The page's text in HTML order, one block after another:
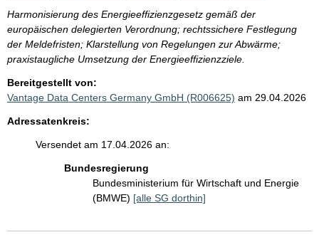
Harmonisierung des Energieeffizienzgesetz gemäß der
europäischen delegierten Verordnung; rechtssichere Festlegung
der Meldefristen; Klarstellung von Regelungen zur Abwärme;
praxistaugliche Umsetzung der Energieeffizienzziele.
Bereitgestellt von:
Vantage Data Centers Germany GmbH (R006625) am 29.04.2026
Adressatenkreis:
Versendet am 17.04.2026 an:
Bundesregierung
Bundesministerium für Wirtschaft und Energie
(BMWE) [alle SG dorthin]